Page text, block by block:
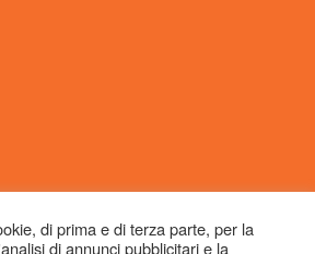
di prima e di terza parte, per la
di annunci pubblicitari e la